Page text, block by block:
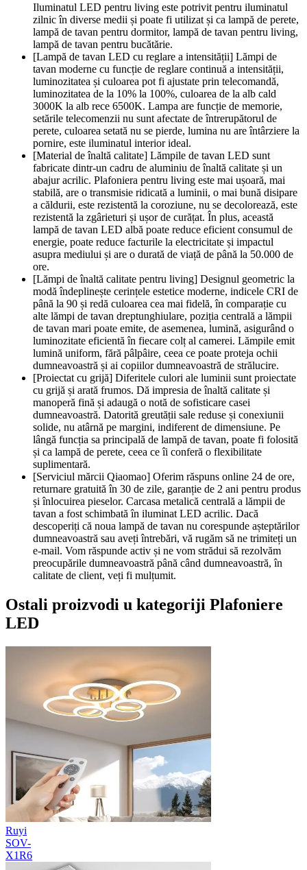
Iluminatul LED pentru living este potrivit pentru iluminatul
zilnic în diverse medii și poate fi utilizat și ca lampă de perete,
lampă de tavan pentru dormitor, lampă de tavan pentru living,
lampă de tavan pentru bucătărie.
[Lampă de tavan LED cu reglare a intensității] Lămpi de
tavan moderne cu funcție de reglare continuă a intensității,
luminozitatea și culoarea pot fi ajustate prin telecomandă,
luminozitatea de la 10% la 100%, culoarea de la alb cald
3000K la alb rece 6500K. Lampa are funcție de memorie,
setările telecomenzii nu sunt afectate de întrerupătorul de
perete, culoarea setată nu se pierde, lumina nu are întârziere la
pornire, este iluminatul interior ideal.
[Material de înaltă calitate] Lămpile de tavan LED sunt
fabricate dintr-un cadru de aluminiu de înaltă calitate și un
abajur acrilic. Plafoniera pentru living este mai ușoară, mai
stabilă, are o transmisie ridicată a luminii, o mai bună disipare
a căldurii, este rezistentă la coroziune, nu se decolorează, este
rezistentă la zgârieturi și ușor de curățat. În plus, această
lampă de tavan LED albă poate reduce eficient consumul de
energie, poate reduce facturile la electricitate și impactul
asupra mediului și are o durată de viață de până la 50.000 de
ore.
[Lămpi de înaltă calitate pentru living] Designul geometric la
modă îndeplinește cerințele estetice moderne, indicele CRI de
până la 90 și redă culoarea cea mai fidelă, în comparație cu
alte lămpi de tavan dreptunghiulare, poziția centrală a lămpii
de tavan mari poate emite, de asemenea, lumină, asigurând o
luminozitate eficientă în fiecare colț al camerei. Lămpile emit
lumină uniform, fără pâlpâire, ceea ce poate proteja ochii
dumneavoastră și ai copiilor dumneavoastră de strălucire.
[Proiectat cu grijă] Diferitele culori ale luminii sunt proiectate
cu grijă și arată frumos. Dă impresia de înaltă calitate și
manoperă fină și adaugă o notă de sofisticare casei
dumneavoastră. Datorită greutății sale reduse și conexiunii
solide, nu atârnă pe margini, indiferent de dimensiune. Pe
lângă funcția sa principală de lampă de tavan, poate fi folosită
și ca lampă de perete, ceea ce îi conferă o flexibilitate
suplimentară.
[Serviciul mărcii Qiaomao] Oferim răspuns online 24 de ore,
returnare gratuită în 30 de zile, garanție de 2 ani pentru produs
și înlocuirea pieselor. Carcasa metalică centrală a lămpii de
tavan a fost schimbată în iluminat LED acrilic. Dacă
descoperiți că noua lampă de tavan nu corespunde așteptărilor
dumneavoastră sau aveți întrebări, vă rugăm să ne trimiteți un
e-mail. Vom răspunde activ și ne vom strădui să rezolvăm
preocupările dumneavoastră până când dumneavoastră, în
calitate de client, veți fi mulțumit.
Ostali proizvodi u kategoriji Plafoniere
LED
Ruyi
SOV-
X1R6